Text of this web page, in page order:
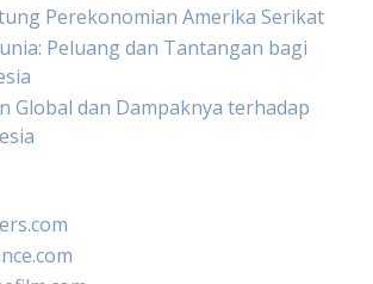
Perekonomian Amerika Serikat
Peluang dan Tantangan bagi
Global dan Dampaknya terhadap